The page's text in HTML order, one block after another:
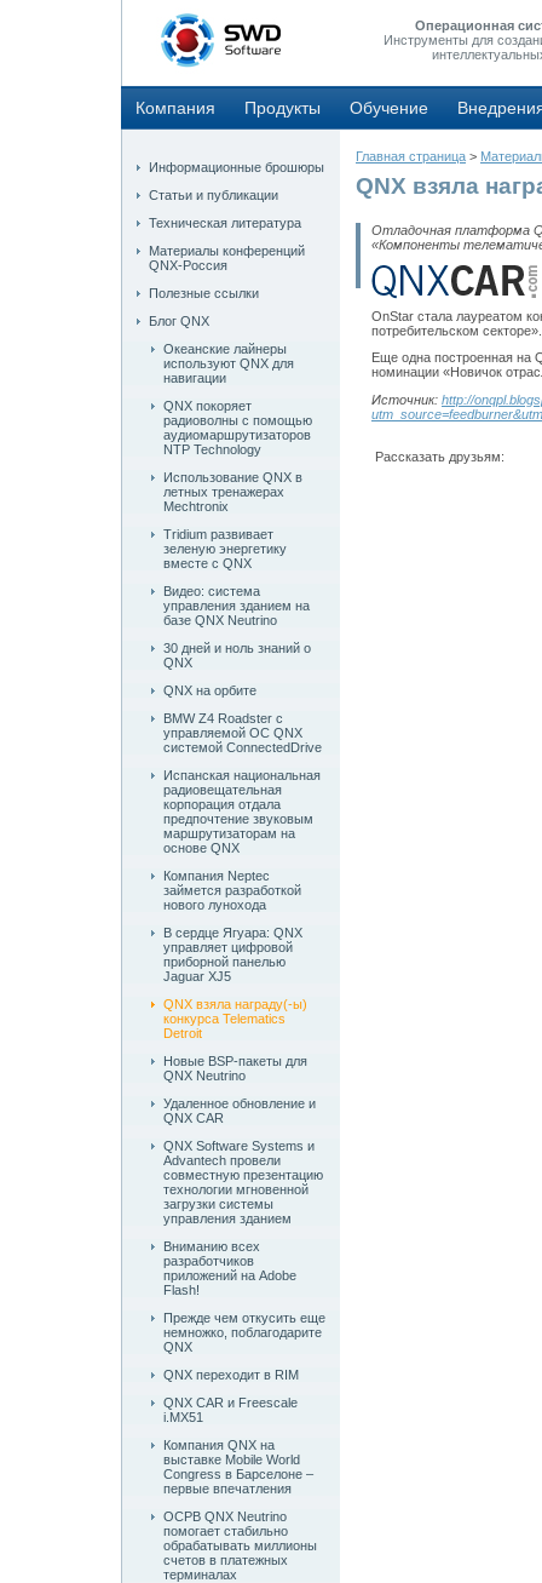
Операционная
Инструменты для
Компания Продукты Обучение
Информационные брошюры
Статьи и публикации
Техническая литература
Материалы конференций
QNX-Россия
Полезные ссылки
Блог QNX
Океанские лайнеры
используют QNX для
навигации
QNX покоряет
радиоволны с помощью
аудиомаршрутизаторов
NTP Technology
Использование QNX в
летных тренажерах
Mechtronix
Tridium развивает
зеленую энергетику
вместе с QNX
Видео: система
управления зданием на
базе QNX Neutrino
30 дней и ноль знаний о
QNX
QNX на орбите
BMW Z4 Roadster c
управляемой ОС QNX
системой ConnectedDrive
Испанская национальная
радиовещательная
корпорация отдала
предпочтение звуковым
маршрутизаторам на
основе QNX
Компания Neptec
займется разработкой
нового лунохода
В сердце Ягуара: QNX
управляет цифровой
приборной панелью
Jaguar XJ5
QNX взяла награду(-ы)
конкурса Telematics
Detroit
Новые BSP-пакеты для
QNX Neutrino
Удаленное обновление и
QNX CAR
QNX Software Systems и
Advantech провели
совместную презентацию
технологии мгновенной
загрузки системы
управления зданием
Вниманию всех
разработчиков
приложений на Adobe
Flash!
Прежде чем откусить еще
немножко, поблагодарите
QNX
QNX переходит в RIM
QNX CAR и Freescale
i.MX51
Компания QNX на
выставке Mobile World
Congress в Барселоне –
первые впечатления
ОСРВ QNX Neutrino
помогает стабильно
обрабатывать миллионы
счетов в платежных
терминалах
Главная страница >
QNX взяла
Отладочная платформа
«Компоненты
OnStar стала лауреатом
потребительском секторе».
Еще одна построенная на
номинации «Новичок
Источник: http://
Рассказать друзьям: